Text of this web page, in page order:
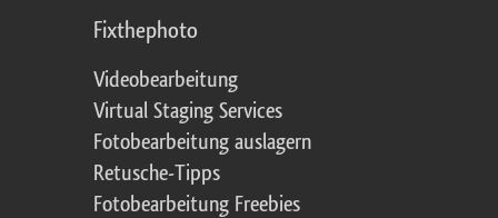
Fixthephoto
Videobearbeitung
Virtual Staging Services
Fotobearbeitung auslagern
Retusche-Tipps
Fotobearbeitung Freebies